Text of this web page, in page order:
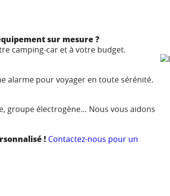
sur mesure ?
camping-car et à votre budget.
alarme pour voyager en toute sérénité.
groupe électrogène… Nous vous aidons
! Contactez-nous pour un